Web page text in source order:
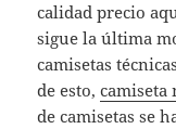
calidad precio
sigue la última
camisetas
de esto,camiseta
de camisetas se